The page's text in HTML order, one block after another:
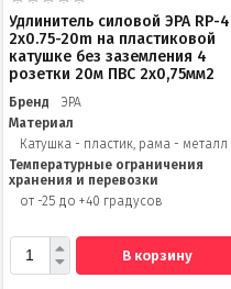
Удлинитель силовой ЭРА RP-
2x0.75-20m на пластиковой
катушке без заземления 4
розетки 20м ПВС 2х0,75мм2
Бренд
ЭРА
Материал
Катушка - пластик, рама - металл
Температурные ограничения
хранения и перевозки
от -25 до +40 градусов
В корзину